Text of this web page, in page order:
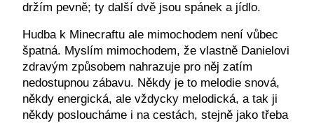
držím pevně; ty další dvě jsou spánek a jídlo.
Hudba k Minecraftu ale mimochodem není vůbec
špatná. Myslím mimochodem, že vlastně Danielovi
zdravým způsobem nahrazuje pro něj zatím
nedostupnou zábavu. Někdy je to melodie snová,
někdy energická, ale vždycky melodická, a tak ji
někdy posloucháme i na cestách, stejně jako třeba